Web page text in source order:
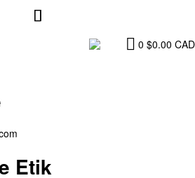
0 $0.00 CAD
Etik